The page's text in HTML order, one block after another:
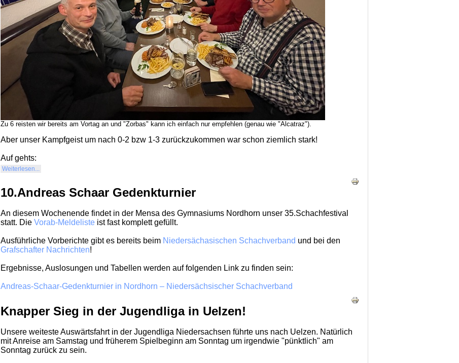
Zu 6 reisten wir bereits am Vortag an und "Zorbas" kann ich einfach nur empfehlen (genau wie "Alcatraz").
Aber unser Kampfgeist um nach 0-2 bzw 1-3 zurückzukommen war schon ziemlich stark!
Auf gehts:
Weiterlesen...
10.Andreas Schaar Gedenkturnier
An diesem Wochenende findet in der Mensa des Gymnasiums Nordhorn unser 35.Schachfestival
statt. Die Vorab-Meldeliste ist fast komplett gefüllt.
Ausführliche Vorberichte gibt es bereits beim Niedersächasischen Schachverband und bei den
Grafschafter Nachrichten!
Ergebnisse, Auslosungen und Tabellen werden auf folgenden Link zu finden sein:
Andreas-Schaar-Gedenkturnier in Nordhorn – Niedersächsischer Schachverband
Knapper Sieg in der Jugendliga in Uelzen!
Unsere weiteste Auswärtsfahrt in der Jugendliga Niedersachsen führte uns nach Uelzen. Natürlich
mit Anreise am Samstag und früherem Spielbeginn am Sonntag um irgendwie "pünktlich" am
Sonntag zurück zu sein.